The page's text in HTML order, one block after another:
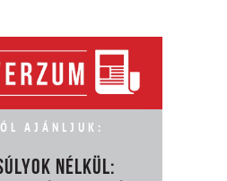
AJÁNLJUK:
NÉLKÜL: